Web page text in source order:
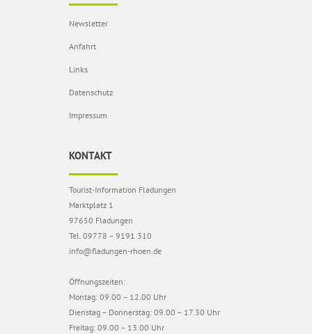
Newsletter
Anfahrt
Links
Datenschutz
Impressum
KONTAKT
Tourist-Information Fladungen
Marktplatz 1
97650 Fladungen
Tel. 09778 – 9191 310
info@fladungen-rhoen.de
Öffnungszeiten:
Montag: 09.00 – 12.00 Uhr
Dienstag – Donnerstag: 09.00 – 17.30 Uhr
Freitag: 09.00 – 13.00 Uhr